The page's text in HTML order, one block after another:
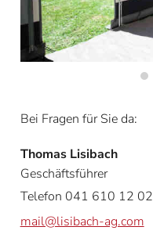
Bei Fragen für Sie da:
Thomas Lisibach
Geschäftsführer
Telefon 041 610 12 02
mail@lisibach-ag.com